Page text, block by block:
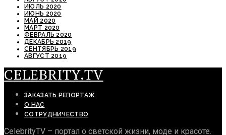
ИЮЛЬ 2020
ИЮНЬ 2020
МАЙ 2020
МАРТ 2020
ФЕВРАЛЬ 2020
ДЕКАБРЬ 2019
СЕНТЯБРЬ 2019
АВГУСТ 2019
CELEBRITY.TV
ЗАКАЗАТЬ РЕПОРТАЖ
О НАС
СОТРУДНИЧЕСТВО
CelebrityTV – портал о светской жизни, моде и красоте.